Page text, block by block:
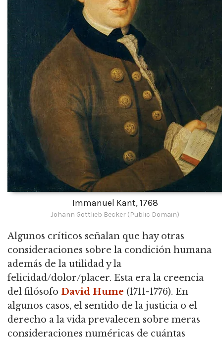
Immanuel Kant, 1768
Johann Gottlieb Becker (Public Domain)
Algunos críticos señalan que hay otras
consideraciones sobre la condición humana
además de la utilidad y la
felicidad/dolor/placer. Esta era la creencia
del filósofo David Hume (1711-1776). En
algunos casos, el sentido de la justicia o el
derecho a la vida prevalecen sobre meras
consideraciones numéricas de cuántas